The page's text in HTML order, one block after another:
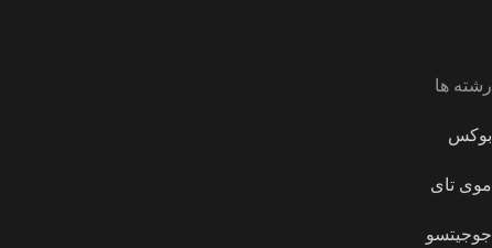
رشته ها
بوکس
موی تای
جوجیتسو